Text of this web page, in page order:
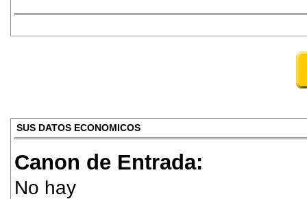
SUS DATOS ECONOMICOS
Canon de Entrada:
No hay